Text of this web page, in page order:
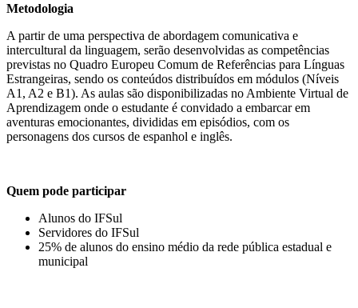
Metodologia
A partir de uma perspectiva de abordagem comunicativa e
intercultural da linguagem, serão desenvolvidas as competências
previstas no Quadro Europeu Comum de Referências para Línguas
Estrangeiras, sendo os conteúdos distribuídos em módulos (Níveis
A1, A2 e B1). As aulas são disponibilizadas no Ambiente Virtual de
Aprendizagem onde o estudante é convidado a embarcar em
aventuras emocionantes, divididas em episódios, com os
personagens dos cursos de espanhol e inglês.
Quem pode participar
Alunos do IFSul
Servidores do IFSul
25% de alunos do ensino médio da rede pública estadual e
municipal